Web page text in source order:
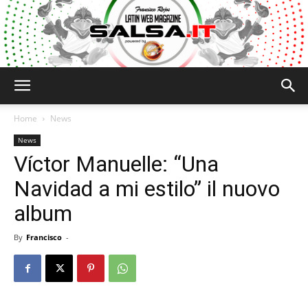
Home News
News
Víctor Manuelle: “Una
Navidad a mi estilo” il nuovo
album
By Francisco -